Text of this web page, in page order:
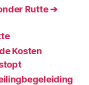
Rutte ➔
Kosten